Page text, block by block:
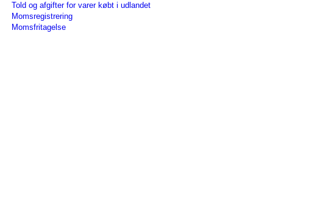
Told og afgifter for varer købt i udlandet
Momsregistrering
Momsfritagelse